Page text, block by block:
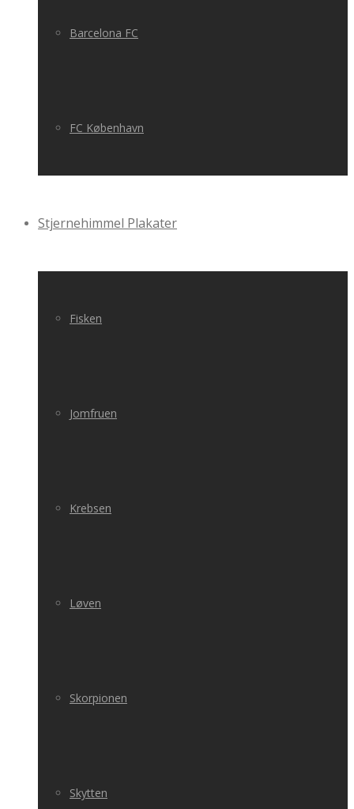
Barcelona FC
FC København
Stjernehimmel Plakater
Fisken
Jomfruen
Krebsen
Løven
Skorpionen
Skytten